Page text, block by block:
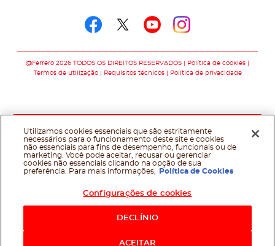
@Ferrero 2026 TODOS OS DIREITOS RESERVADOS
Política de cookies
Termos de utilização
Requisitos técnicos Política de privacidade
Utilizamos cookies essenciais que são estritamente
necessários para o funcionamento deste site e cookies
não essenciais para fins de desempenho, funcionais ou de
marketing. Você pode aceitar, recusar ou gerenciar
cookies não essenciais clicando na opção de sua
preferência. Para mais informações,
Política de Cookies
Configurações de cookies
DECLÍNIO
ACEITAR